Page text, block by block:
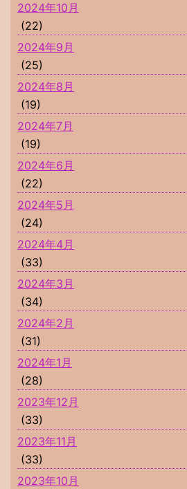
2024年10月
(22)
2024年9月
(25)
2024年8月
(19)
2024年7月
(19)
2024年6月
(22)
2024年5月
(24)
2024年4月
(33)
2024年3月
(34)
2024年2月
(31)
2024年1月
(28)
2023年12月
(33)
2023年11月
(33)
2023年10月